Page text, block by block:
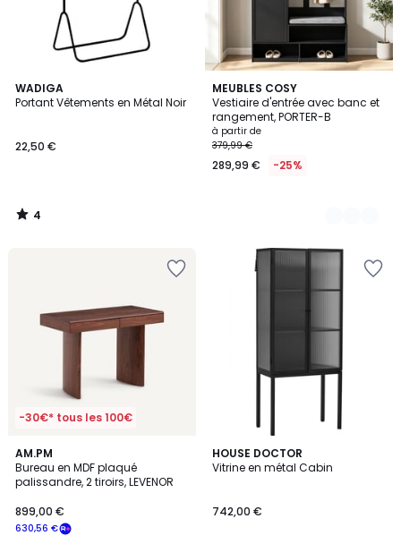
WADIGA
Portant Vêtements en Métal Noir
22,50 €
4
/
4
/
MEUBLES COSY
Vestiaire d'entrée avec banc et
rangement, PORTER-B
à partir de
379,99 €
289,99 € -25%
2
Couleurs
-30€* tous les 100€
AM.PM
Bureau en MDF plaqué
palissandre, 2 tiroirs, LEVENOR
630,56 €
899,00 €
HOUSE DOCTOR
Vitrine en métal Cabin
742,00 €